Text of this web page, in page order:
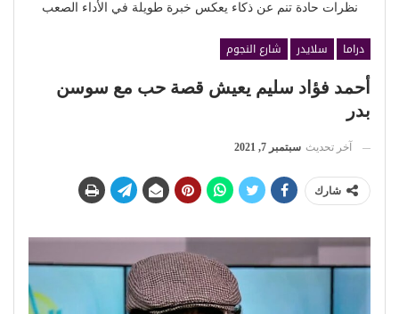
نظرات حادة تنم عن ذكاء يعكس خبرة طويلة في الأداء الصعب
دراما سلايدر
شارع النجوم
أحمد فؤاد سليم يعيش قصة حب مع سوسن
بدر
آخر تحديث سبتمبر 7, 2021
شارك